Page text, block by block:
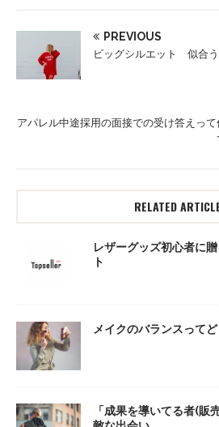
PREVIOUS
ビッグシルエット 似合う
アパレル中途採用の面接での受け答えっ
RELATED
レザーグッズ初心者に
ト
メイクのバランスって
「成果を導いてる者(販